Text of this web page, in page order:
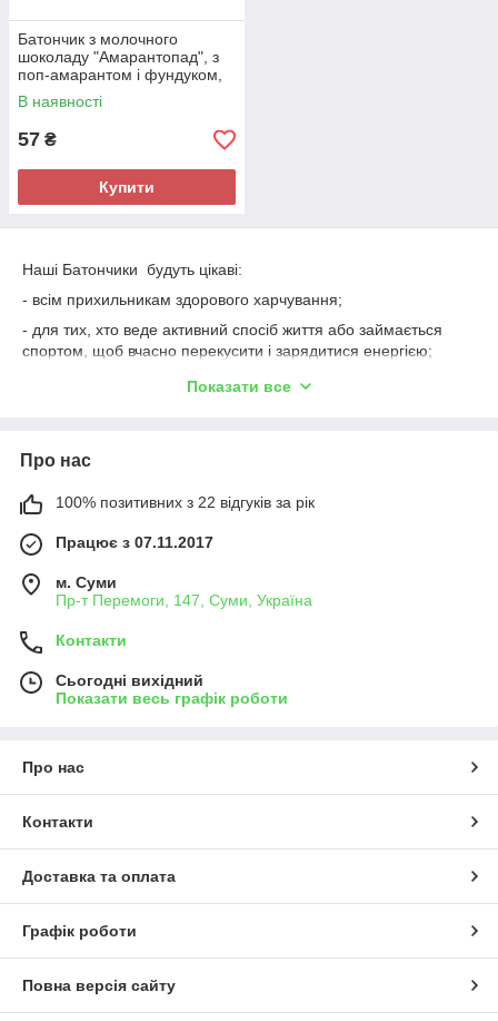
Батончик з молочного
шоколаду "Амарантопад", з
поп-амарантом і фундуком,
20 г
В наявності
57 ₴
Купити
Наші Батончики будуть цікаві:
- всім прихильникам здорового харчування;
- для тих, хто веде активний спосіб життя або займається
спортом, щоб вчасно перекусити і зарядитися енергією;
- тим, хто уникає цукровмісних продуктів
Показати все
Про нас
100% позитивних з 22 відгуків за рік
Працює з 07.11.2017
м. Суми
Пр-т Перемоги, 147, Суми, Україна
Контакти
Сьогодні вихідний
Показати весь графік роботи
Про нас
Контакти
Доставка та оплата
Графік роботи
Повна версія сайту